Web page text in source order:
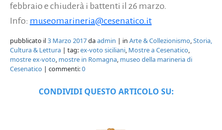
febbraio e chiuderà i battenti il 26 marzo.
Info: museomarineria@cesenatico.it
pubblicato il3 Marzo 2017daadmin | in Arte & Collezionismo,Storia,
Cultura & Lettura | tag:ex-voto siciliani, Mostre a Cesenatico,
mostre ex-voto, mostre in Romagna, museo della marineria di
Cesenatico | commenti:0
CONDIVIDI QUESTO ARTICOLO SU: